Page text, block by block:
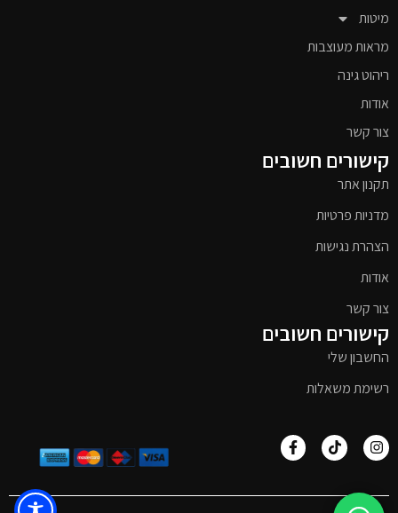
מיטות
מראות מעוצבות
ריהוט גינה
אודות
צור קשר
קישורים חשובים
תקנון אתר
מדניות פרטיות
הצהרת נגישות
אודות
צור קשר
קישורים חשובים
החשבון שלי
רשימת משאלות